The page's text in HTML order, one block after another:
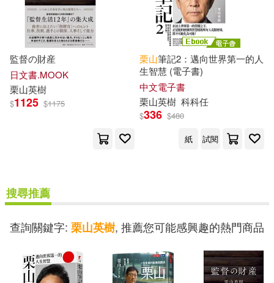
適合手機平板閱讀(2)
其他 (可複選)
價格
範圍
監督の財産
日文書.MOOK
栗山英樹
$1125 $1175
栗山筆記2：邁向世界第一的人
生智慧 (電子書)
中文電子書
栗山英樹 科科任
$336 $480
紙
試閱
搜尋推薦
查詢關鍵字: 栗山英樹, 推薦您可能感興趣的熱門商品